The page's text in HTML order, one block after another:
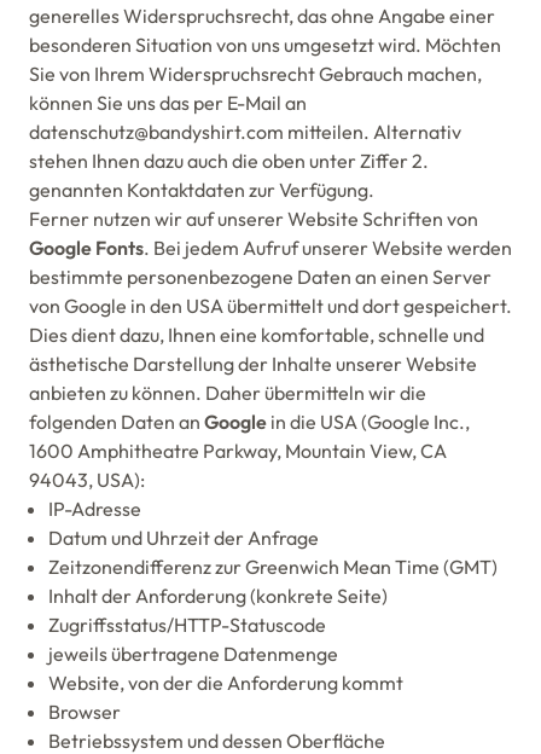
generelles Widerspruchsrecht, das ohne Angabe einer
besonderen Situation von uns umgesetzt wird. Möchten
Sie von Ihrem Widerspruchsrecht Gebrauch machen,
können Sie uns das per E-Mail an
datenschutz@bandyshirt.com mitteilen. Alternativ
stehen Ihnen dazu auch die oben unter Ziffer 2.
genannten Kontaktdaten zur Verfügung.
Ferner nutzen wir auf unserer Website Schriften von
Google Fonts. Bei jedem Aufruf unserer Website werden
bestimmte personenbezogene Daten an einen Server
von Google in den USA übermittelt und dort gespeichert.
Dies dient dazu, Ihnen eine komfortable, schnelle und
ästhetische Darstellung der Inhalte unserer Website
anbieten zu können. Daher übermitteln wir die
folgenden Daten an Google in die USA (Google Inc.,
1600 Amphitheatre Parkway, Mountain View, CA
94043, USA):
IP-Adresse
Datum und Uhrzeit der Anfrage
Zeitzonendifferenz zur Greenwich Mean Time (GMT)
Inhalt der Anforderung (konkrete Seite)
Zugriffsstatus/HTTP-Statuscode
jeweils übertragene Datenmenge
Website, von der die Anforderung kommt
Browser
Betriebssystem und dessen Oberfläche